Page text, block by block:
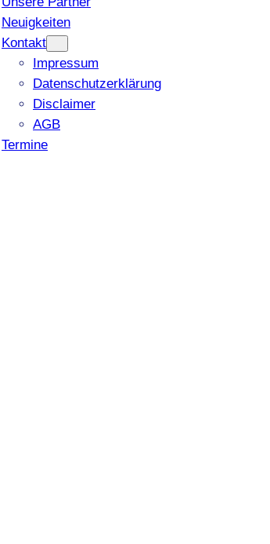
Neuigkeiten
Kontakt
Impressum
Datenschutzerklärung
Disclaimer
AGB
Termine